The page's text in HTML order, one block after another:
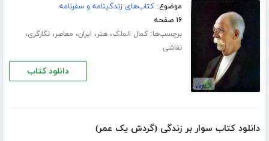
موضوع:کتاب‌های زندگینامه و سفرنامه
۱۶ صفحه
برچسب‌ها:کمال الملک،هنر، ایران، معاصر،نگارگری،
نقاشی
دانلود کتاب
دانلود کتاب سوار بر زندگی (گردش یک عمر)